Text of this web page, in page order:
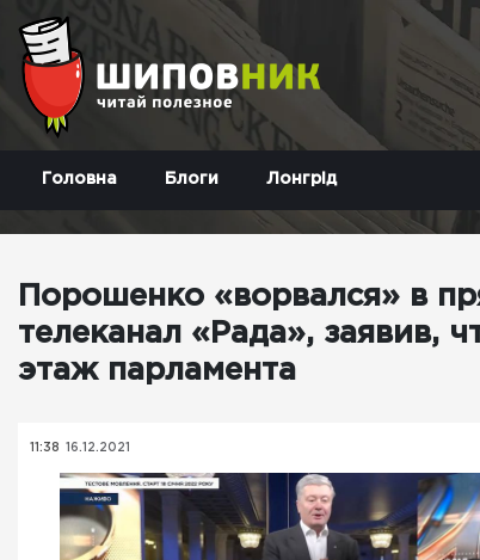
Головна Блоги Лонгрід
Порошенко «ворвался» в
телеканал «Рада», заявив,
этаж парламента
11:38 16.12.2021